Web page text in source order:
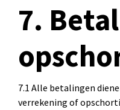
7.
7.1 Alle betalingen
verrekening of